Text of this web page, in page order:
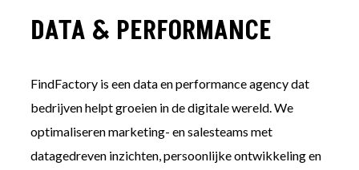
DATA & PERFORMANCE
FindFactory is een data en performance agency dat
bedrijven helpt groeien in de digitale wereld. We
optimaliseren marketing- en salesteams met
datagedreven inzichten, persoonlijke ontwikkeling en